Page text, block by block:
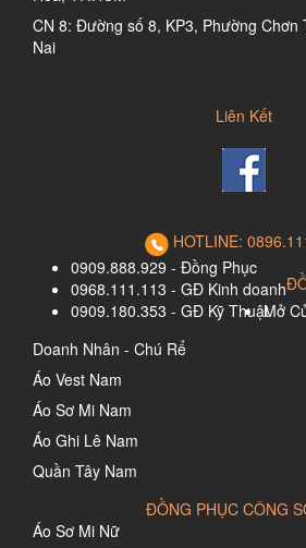
CN 8: Đường số 8, KP3, Phường
Nai
Liên Kết
HOTLINE:
0909.888.929 - Đồng Phục
0968.111.113 - GĐ Kinh doanh
0909.180.353 - GĐ Kỹ ThuậtMở
Doanh Nhân - Chú Rể
Áo Vest Nam
Áo Sơ Mi Nam
Áo Ghi Lê Nam
Quần Tây Nam
ĐỒNG PHỤC CÔNG
Áo Sơ Mi Nữ